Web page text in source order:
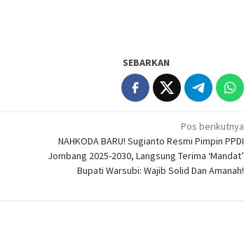
SEBARKAN
Pos berikutnya
NAHKODA BARU! Sugianto Resmi Pimpin PPDI
Jombang 2025-2030, Langsung Terima ‘Mandat’
Bupati Warsubi: Wajib Solid Dan Amanah!